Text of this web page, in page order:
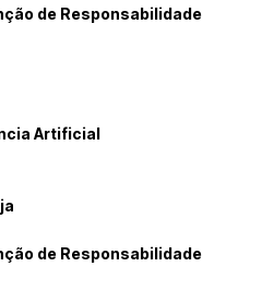
de Responsabilidade
Artificial
de Responsabilidade